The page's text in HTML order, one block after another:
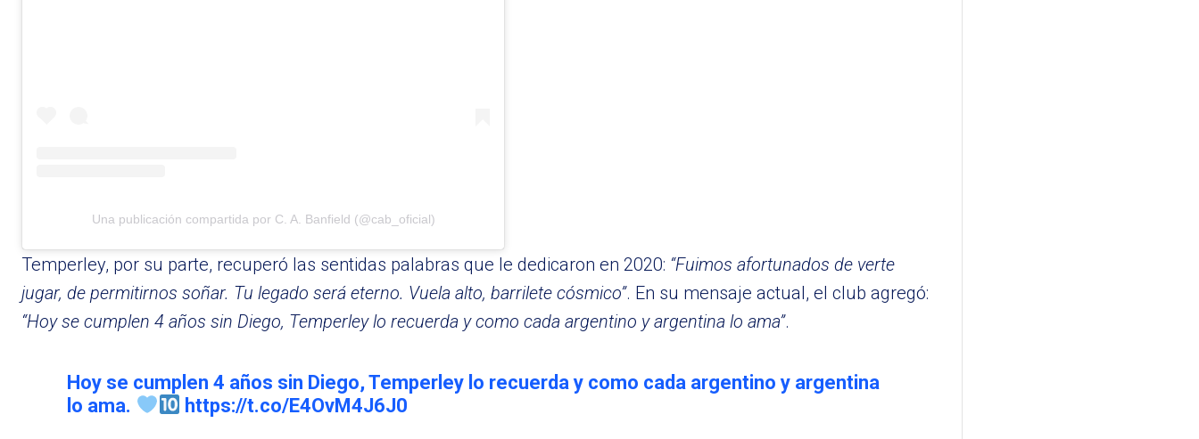
Una publicación compartida por C. A. Banfield (@cab_oficial)
Temperley, por su parte, recuperó las sentidas palabras que le dedicaron en 2020: “Fuimos afortunados de verte
jugar, de permitirnos soñar. Tu legado será eterno. Vuela alto, barrilete cósmico”. En su mensaje actual, el club agregó:
“Hoy se cumplen 4 años sin Diego, Temperley lo recuerda y como cada argentino y argentina lo ama”.
Hoy se cumplen 4 años sin Diego, Temperley lo recuerda y como cada argentino y argentina
lo ama.
https://t.co/E4OvM4J6J0